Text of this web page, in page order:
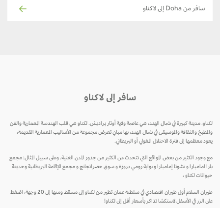
سافر من Doha إلى لاكناو
سافر إلى لاكناو
لكناو، مدينة كبيرة في شمال الهند، هي عاصمة ولاية أوتار براديش. لكناو هي قلب الهندسة المعمارية والفن
والمطبخ والثقافة والموسيقى في شمال الهند، بها مبانٍ تعرض مجموعة من الأساليب المعمارية القديمة،
يعود معظمها إلى فترة الاحتلال المغولي أو البريطاني.
مع وجود الكثير من بعض المواقع التي تتحدث عن الكثير من جذور المدن الغنية. وعلى سبيل المثال: مجمع
بارا امامبارا و تشوتا إمامبارا و بوابة رومي دروزة و سوق حضراتجانج و مجمع الإقامة البريطانية وحديقة
حيوانات لكناو ،
طيران السلام أول طيران اقتصادي في سلطنة عمان تطير من لكناو إلى مسقط ومنها إلى 20 وجهة، اضغط
على الزر في الأسفل لاستكشا تذاكر بأسعار أقل إلى لكناو!